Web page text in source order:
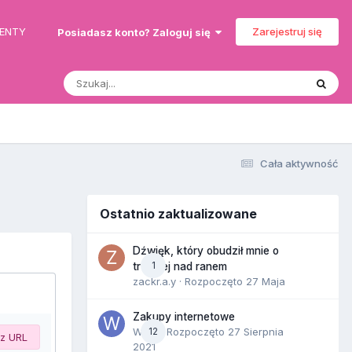
Posiadasz konto? Zaloguj się Zarejestruj się
Cała aktywność
URL
Ostatnio zaktualizowane
1
Dźwięk, który obudził mnie o
trzeciej nad ranem
zackr.a.y · Rozpoczęto 27 Maja
12
Zakupy internetowe
Wula · Rozpoczęto 27 Sierpnia
2021